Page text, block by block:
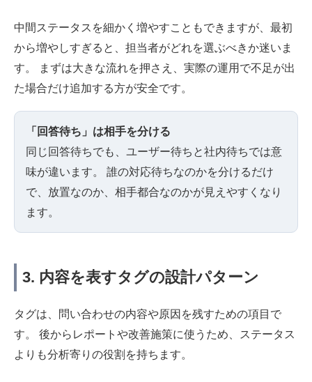
中間ステータスを細かく増やすこともできますが、最初
から増やしすぎると、担当者がどれを選ぶべきか迷いま
す。 まずは大きな流れを押さえ、実際の運用で不足が出
た場合だけ追加する方が安全です。
「回答待ち」は相手を分ける
同じ回答待ちでも、ユーザー待ちと社内待ちでは意
味が違います。 誰の対応待ちなのかを分けるだけ
で、放置なのか、相手都合なのかが見えやすくなり
ます。
3. 内容を表すタグの設計パターン
タグは、問い合わせの内容や原因を残すための項目で
す。 後からレポートや改善施策に使うため、ステータス
よりも分析寄りの役割を持ちます。